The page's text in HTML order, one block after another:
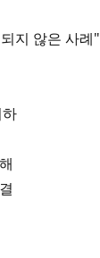
지 않은 사례"